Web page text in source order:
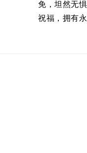
免，坦然无
祝福，拥有